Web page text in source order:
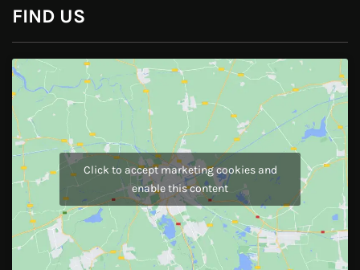
Instagram
JOIN US
Like Us On
Follow Us On